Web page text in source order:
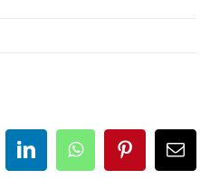
LinkedInWhatsAppPinterestEmail